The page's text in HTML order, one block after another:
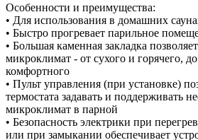
Особенности и преимущества:
• Для использования в домашних
• Быстро прогревает парильное
• Большая каменная закладка
микроклимат - от сухого и горячего,
комфортного
• Пульт управления (при установке)
термостата задавать и поддерживать
микроклимат в парной
• Безопасность электрики при
или при замыкании обеспечивает